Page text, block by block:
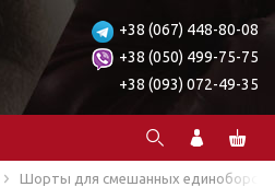
+38 (067) 448-80-08
+38 (050) 499-75-75
+38 (093) 072-49-35
Шорты для смешанных единоборств